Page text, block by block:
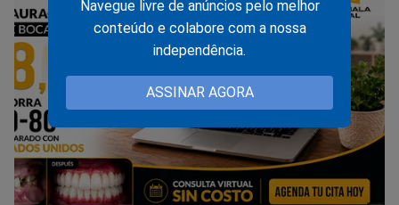
Navegue livre de anúncios pelo melhor
conteúdo e colabore com a nossa
independência.
ASSINAR AGORA